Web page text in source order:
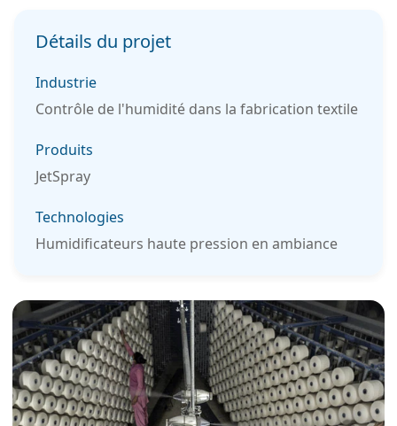
Détails du projet
Industrie
Contrôle de l'humidité dans la fabrication textile
Produits
JetSpray
Technologies
Humidificateurs haute pression en ambiance